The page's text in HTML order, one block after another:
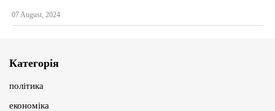
07 August, 2024
Категорія
політика
економіка